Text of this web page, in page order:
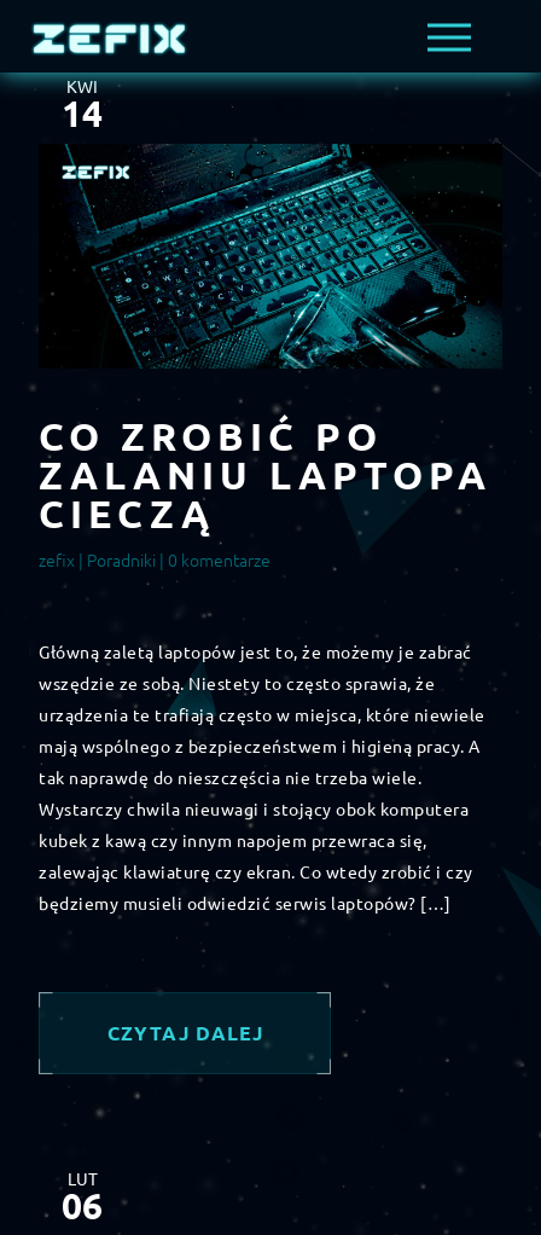
KWI
14
CO ZROBIĆ PO
ZALANIU LAPTOPA
CIECZĄ
zefix | Poradniki | 0 komentarze
Główną zaletą laptopów jest to, że możemy je zabrać
wszędzie ze sobą. Niestety to często sprawia, że
urządzenia te trafiają często w miejsca, które niewiele
mają wspólnego z bezpieczeństwem i higieną pracy. A
tak naprawdę do nieszczęścia nie trzeba wiele.
Wystarczy chwila nieuwagi i stojący obok komputera
kubek z kawą czy innym napojem przewraca się,
zalewając klawiaturę czy ekran. Co wtedy zrobić i czy
będziemy musieli odwiedzić serwis laptopów? […]
CZYTAJ DALEJ
LUT
06